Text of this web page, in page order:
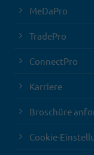
MeDaPro
TradePro
ConnectPro
Karriere
Broschüre
Cookie-